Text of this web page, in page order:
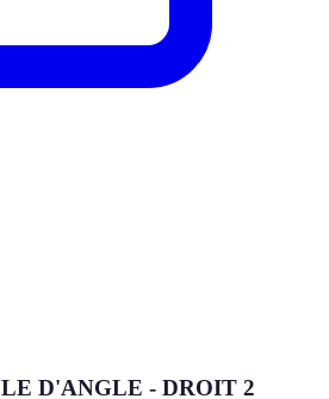
D'ANGLE - DROIT 2